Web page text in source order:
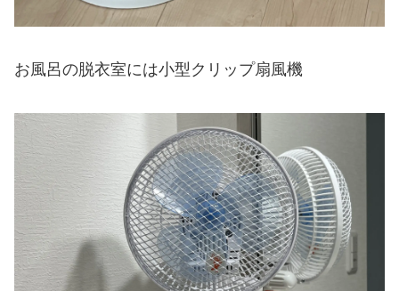
お風呂の脱衣室には小型クリップ扇風機